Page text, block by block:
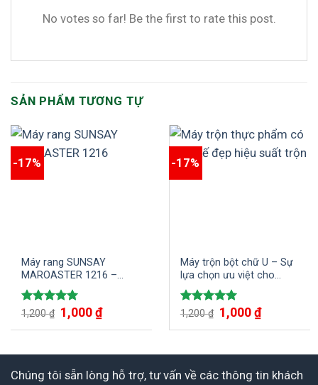
No votes so far! Be the first to rate this post.
SẢN PHẨM TƯƠNG TỰ
-17%
Máy rang SUNSAY
MAROASTER 1216 –
Rang thông minh, chuẩn
hương vị năng suất vượt
trội
Được xếp
5.00
1,200₫ Giá
gốc
là:
1,000₫Giá
hiện
tại
-17%
Máy trộn bột chữ U – Sự
lựa chọn ưu việt cho
ngành thực phẩm
Được xếp
5.00
1,200₫ Giá
gốc
là:
1,000₫Giá
hiện
tại
Chúng tôi sẵn lòng hỗ trợ, tư vấn về các thông tin khách